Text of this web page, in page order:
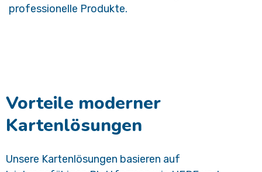
professionelle Produkte.
Vorteile moderner
Kartenlösungen
Unsere Kartenlösungen basieren auf